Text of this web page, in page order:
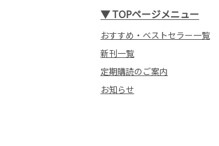
▼TOPページメニュー
おすすめ・ベストセラー一覧
新刊一覧
定期購読のご案内
お知らせ